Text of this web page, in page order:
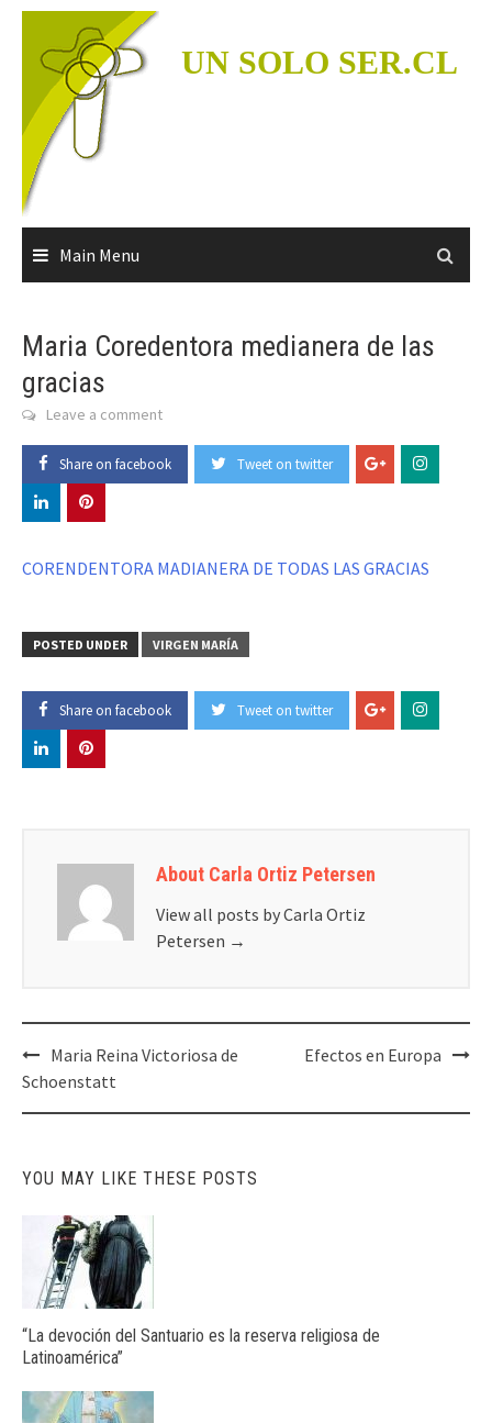
Skip
content
UN SOLO SER.CL
Main Menu
Maria Coredentora medianera de las
gracias
Leave a comment
Share on facebook Tweet on twitter
CORENDENTORA MADIANERA DE TODAS LAS GRACIAS
POSTED UNDER VIRGEN MARÍA
Share on facebook Tweet on twitter
About Carla Ortiz Petersen
View all posts by Carla Ortiz
Petersen →
Post
navigation
Maria Reina Victoriosa de
Schoenstatt
Efectos en Europa
YOU MAY LIKE THESE POSTS
“La devoción del Santuario es la reserva religiosa de
Latinoamérica”